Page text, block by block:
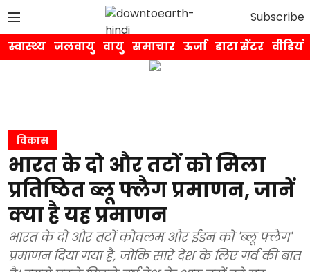
Subscribe
स्वास्थ्य जलवायु वायु समाचार ऊर्जा डाटा सेंटर वीडियो
विकास
भारत के दो और तटों को मिला
प्रतिष्ठित ब्लू फ्लैग प्रमाणन, जानें
क्या है यह प्रमाणन
भारत के दो और तटों कोवलम और ईडन को 'ब्लू फ्लैग'
प्रमाणन दिया गया है, जोकि सारे देश के लिए गर्व की बात